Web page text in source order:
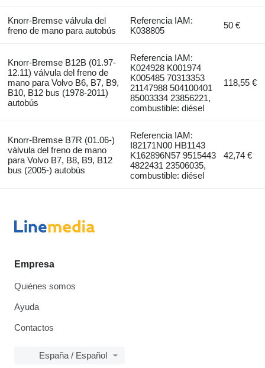
Knorr-Bremse válvula del
freno de mano para autobús
Referencia IAM:
K038805
50 €
Knorr-Bremse B12B (01.97-
12.11) válvula del freno de
mano para Volvo B6, B7, B9,
B10, B12 bus (1978-2011)
autobús
Referencia IAM:
K024928 K001974
K005485 70313353
21147988 504100401
85003334 23856221,
combustible: diésel
118,55 €
Knorr-Bremse B7R (01.06-)
válvula del freno de mano
para Volvo B7, B8, B9, B12
bus (2005-) autobús
Referencia IAM:
I82171N00 HB1143
K162896N57 9515443
4822431 23506035,
combustible: diésel
42,74 €
Empresa
Quiénes somos
Ayuda
Contactos
España / Español